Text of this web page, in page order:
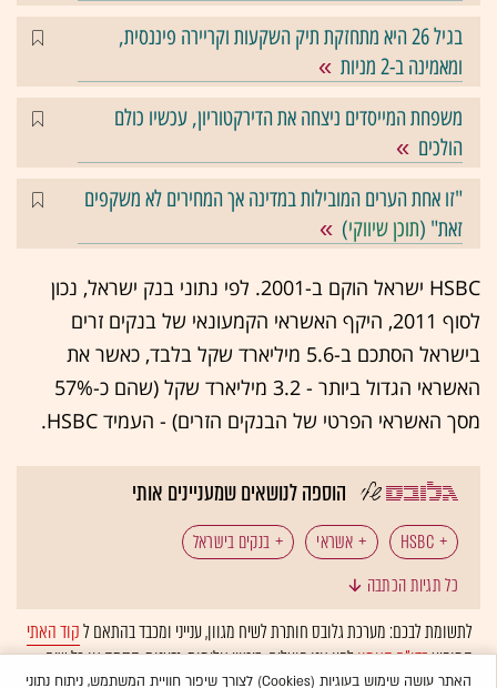
בגיל 26 היא מתחזקת תיק השקעות וקריירה פיננסית,
ומאמינה ב-2 מניות
משפחת המייסדים ניצחה את הדירקטוריון, עכשיו כולם
הולכים
"זו אחת הערים המובילות במדינה אך המחירים לא משקפים
זאת" (תוכן שיווקי)
HSBC ישראל הוקם ב-2001. לפי נתוני בנק ישראל, נכון
לסוף 2011, היקף האשראי הקמעונאי של בנקים זרים
בישראל הסתכם ב-5.6 מיליארד שקל בלבד, כאשר את
האשראי הגדול ביותר - 3.2 מיליארד שקל (שהם כ-57%
מסך האשראי הפרטי של הבנקים הזרים) - העמיד HSBC.
הוספה לנושאים שמעניינים אותי
HSBC אשראי
בנקים בישראל
כל תגיות הכתבה
לתשומת לבכם: מערכת גלובס חותרת לשיח מגוון, ענייני ומכבד בהתאם לקוד האתי
המופיעבדו"ח האמוןלפיו אנו פועלים. ביטויי אלימות, גזענות, הסתה או כל שיח
האתר עושה שימוש בעוגיות (Cookies) לצורך שיפור חוויית המשתמש, ניתוח נתוני